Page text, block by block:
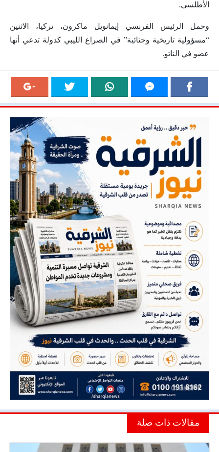
الأطلسي.
وحمل الرئيس الفرنسي إيمانويل ماكرون، تركيا، الاثنين
“مسؤولية تاريخية وجنائية” في الصراع الليبي كدولة تدعي أنها
عضو في الناتو.
مقالات ذات صلة